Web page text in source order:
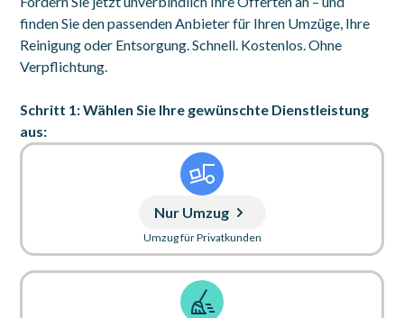
finden Sie den passenden Anbieter für Ihren Umzüge, Ihre
Reinigung oder Entsorgung. Schnell. Kostenlos. Ohne
Verpflichtung.
Schritt 1: Wählen Sie Ihre gewünschte Dienstleistung
aus:
Nur Umzug
Umzug für Privatkunden